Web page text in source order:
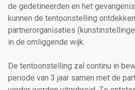
de gedetineerden en het
kunnen de tentoonstelling
partnerorganisaties
in de omliggende wijk.
De tentoonstelling zal continu in
periode van 3 jaar samen met de